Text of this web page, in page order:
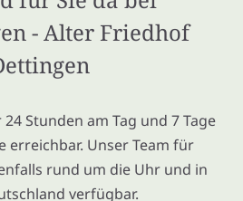
- Alter Friedhof
Stunden am Tag und 7 Tage
erreichbar. Unser Team für
rund um die Uhr und in
verfügbar.